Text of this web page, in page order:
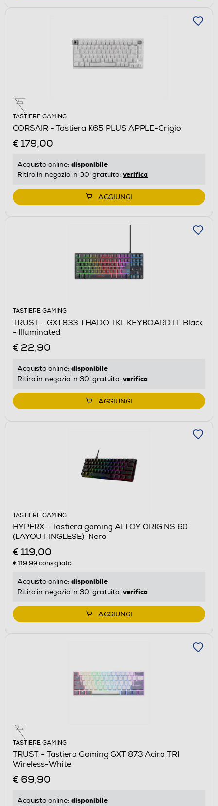
TASTIERE GAMING
CORSAIR - Tastiera K65 PLUS APPLE-Grigio
€ 179,00
Acquisto online: disponibile
Ritiro in negozio in 30' gratuito: verifica
AGGIUNGI
TASTIERE GAMING
TRUST - GXT833 THADO TKL KEYBOARD IT-Black
- Illuminated
€ 22,90
Acquisto online: disponibile
Ritiro in negozio in 30' gratuito: verifica
AGGIUNGI
TASTIERE GAMING
HYPERX - Tastiera gaming ALLOY ORIGINS 60
(LAYOUT INGLESE)-Nero
€ 119,00
€ 119,99 consigliato
Acquisto online: disponibile
Ritiro in negozio in 30' gratuito: verifica
AGGIUNGI
TASTIERE GAMING
TRUST - Tastiera Gaming GXT 873 Acira TRI
Wireless-White
€ 69,90
Acquisto online: disponibile